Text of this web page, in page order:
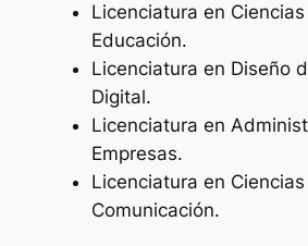
Licenciatura en
Educación.
Licenciatura en Diseño
Digital.
Licenciatura en
Empresas.
Licenciatura en
Comunicación.